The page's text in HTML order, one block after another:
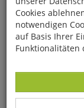
Cookies
notwendigen
auf Basis Ihrer
Funktionalitäten